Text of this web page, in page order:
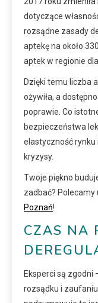
dotyczące
rozsądne zasady
aptekę na około
aptek w regionie
Dzięki temu liczba
ożywiła, a
poprawie. Co
bezpieczeństwa
elastyczność rynku
kryzysy.
Twoje piękno
zadbać? Polecamy
Poznań!
CZAS NA
Eksperci są zgodni
rozsądku i